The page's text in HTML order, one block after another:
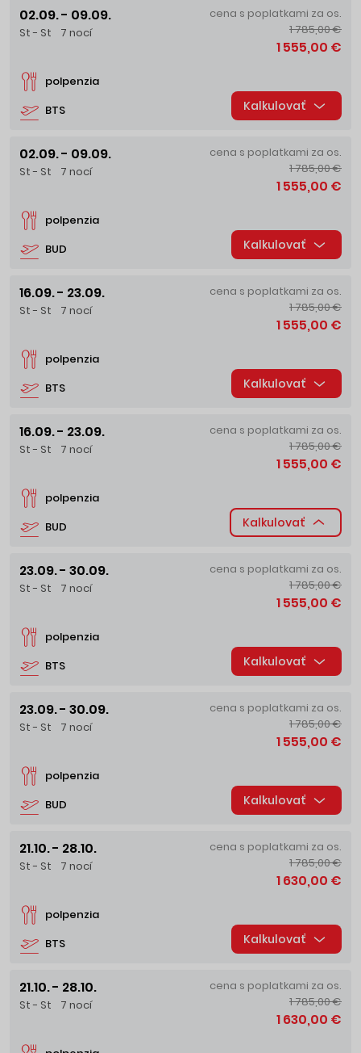
02.09. - 09.09.
St - St 7 nocí
BTS
polpenzia
cena s poplatkami za os.
1 785,00 €
1 555,00 €
Kalkulovať
02.09. - 09.09.
St - St 7 nocí
BUD
polpenzia
cena s poplatkami za os.
1 785,00 €
1 555,00 €
Kalkulovať
16.09. - 23.09.
St - St 7 nocí
BTS
polpenzia
cena s poplatkami za os.
1 785,00 €
1 555,00 €
Kalkulovať
16.09. - 23.09.
St - St 7 nocí
BUD
polpenzia
cena s poplatkami za os.
1 785,00 €
1 555,00 €
Kalkulovať
23.09. - 30.09.
St - St 7 nocí
BTS
polpenzia
cena s poplatkami za os.
1 785,00 €
1 555,00 €
Kalkulovať
23.09. - 30.09.
St - St 7 nocí
BUD
polpenzia
cena s poplatkami za os.
1 785,00 €
1 555,00 €
Kalkulovať
21.10. - 28.10.
St - St 7 nocí
BTS
polpenzia
cena s poplatkami za os.
1 785,00 €
1 630,00 €
Kalkulovať
21.10. - 28.10.
St - St 7 nocí
cena s poplatkami za os.
1 785,00 €
1 630,00 €